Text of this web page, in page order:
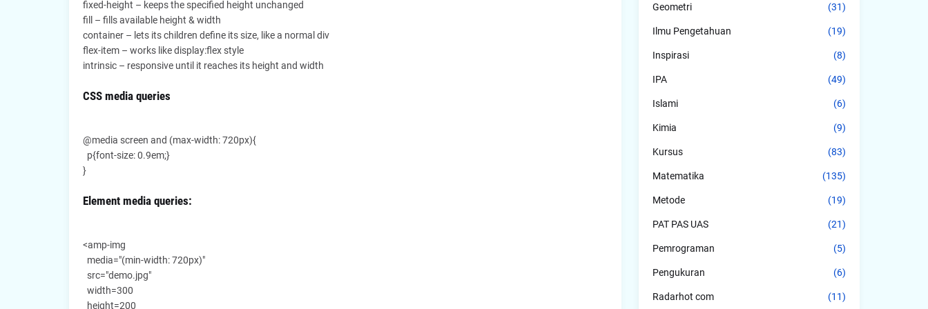
fixed-height – keeps the specified height unchanged
fill – fills available height & width
container – lets its children define its size, like a normal div
flex-item – works like display:flex style
intrinsic – responsive until it reaches its height and width
CSS media queries
@media screen and (max-width: 720px){
p{font-size: 0.9em;}
}
Element media queries:
<amp-img
media="(min-width: 720px)"
src="demo.jpg"
width=300
height=200
Geometri (31)
Ilmu Pengetahuan (19)
Inspirasi (8)
IPA (49)
Islami (6)
Kimia (9)
Kursus (83)
Matematika (135)
Metode (19)
PAT PAS UAS (21)
Pemrograman (5)
Pengukuran (6)
Radarhot com (11)